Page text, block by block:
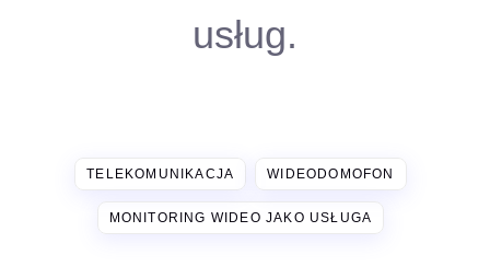
usług.
TELEKOMUNIKACJA WIDEODOMOFON
MONITORING WIDEO JAKO USŁUGA